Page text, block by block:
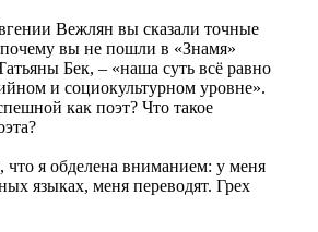
Вежлян вы сказали точные
почему вы не пошли в «Знамя»
Бек, – «наша суть всё равно
и социокультурном уровне».
как поэт? Что такое
что я обделена вниманием: у меня
языках, меня переводят. Грех